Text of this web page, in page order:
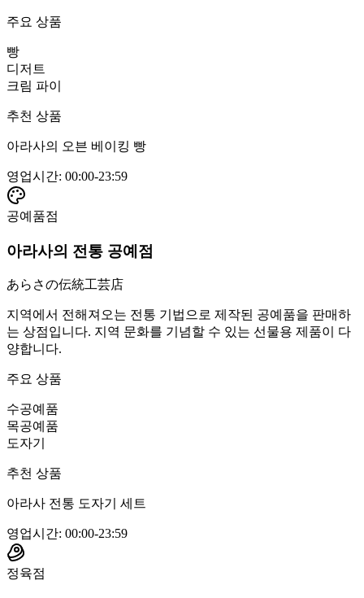
주요 상품
빵
디저트
크림 파이
추천 상품
아라사의 오븐 베이킹 빵
영업시간: 00:00-23:59
공예품점
아라사의 전통 공예점
あらさの伝統工芸店
지역에서 전해져오는 전통 기법으로 제작된 공예품을 판매하
는 상점입니다. 지역 문화를 기념할 수 있는 선물용 제품이 다
양합니다.
주요 상품
수공예품
목공예품
도자기
추천 상품
아라사 전통 도자기 세트
영업시간: 00:00-23:59
정육점